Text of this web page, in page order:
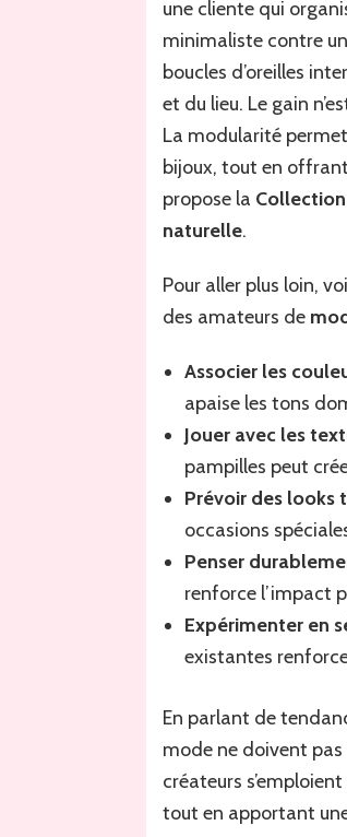
une cliente qui
minimaliste contre
boucles d’oreilles
et du lieu. Le gain
La modularité
bijoux, tout en offrant
propose la Collection
naturelle.
Pour aller plus loin,
des amateurs de
Associer les
apaise les tons
Jouer avec les
pampilles peut
Prévoir des looks
occasions
Penser
renforce l’impact
Expérimenter en
existantes
En parlant de
mode ne doivent
créateurs
tout en apportant